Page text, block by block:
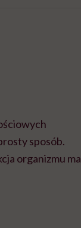
sposób.
organizmu ma